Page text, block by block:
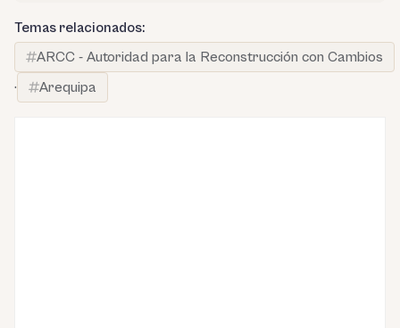
Temas relacionados:
ARCC - Autoridad para la Reconstrucción con Cambios
·
Arequipa